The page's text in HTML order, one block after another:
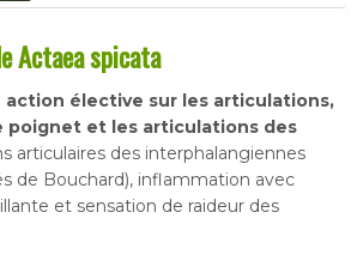
Actaea spicata
action élective sur les articulations,
poignet et les articulations des
articulaires des interphalangiennes
de Bouchard), inflammation avec
et sensation de raideur des